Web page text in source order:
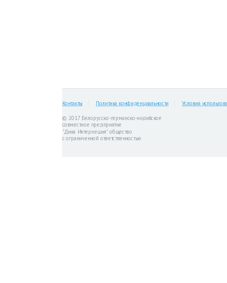
Контакты Политика конфиденциальности Условия
© 2017 Белорусско-германско-индийское
совместное предприятие
"Дина Интернешнл" общество
с ограниченной ответственностью